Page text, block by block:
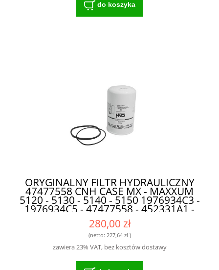
do koszyka
ORYGINALNY FILTR HYDRAULICZNY
47477558 CNH CASE MX - MAXXUM
5120 - 5130 - 5140 - 5150 1976934C3 -
1976934C5 - 47477558 - 452331A1 -
704385A1 - P560653 DO MASZYN
ROLNICZYCH
280,00 zł
(netto: 227,64 zł)
zawiera 23% VAT, bez kosztów dostawy